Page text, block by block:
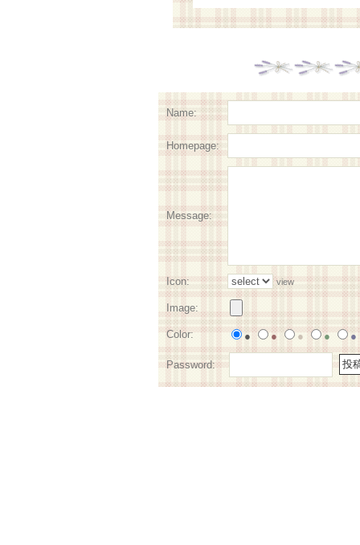
Name:
Homepage:
Message:
Icon: view
Image:
Color: ● ● ● ● ●
Password: